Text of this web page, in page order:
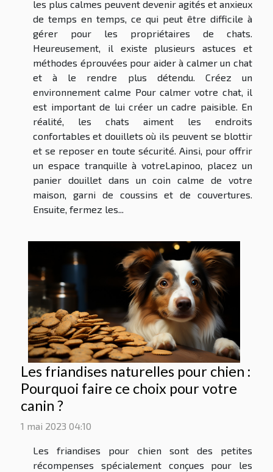
les plus calmes peuvent devenir agités et anxieux
de temps en temps, ce qui peut être difficile à
gérer pour les propriétaires de chats.
Heureusement, il existe plusieurs astuces et
méthodes éprouvées pour aider à calmer un chat
et à le rendre plus détendu. Créez un
environnement calme Pour calmer votre chat, il
est important de lui créer un cadre paisible. En
réalité, les chats aiment les endroits
confortables et douillets où ils peuvent se blottir
et se reposer en toute sécurité. Ainsi, pour offrir
un espace tranquille à votreLapinoo, placez un
panier douillet dans un coin calme de votre
maison, garni de coussins et de couvertures.
Ensuite, fermez les...
Les friandises naturelles pour chien :
Pourquoi faire ce choix pour votre
canin ?
1 mai 2023 04:10
Les friandises pour chien sont des petites
récompenses spécialement conçues pour les